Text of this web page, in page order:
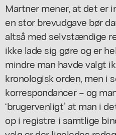
Martner mener, at det er
en stor brevudgave bør
altså med selvstændige
ikke lade sig gøre og er
mindre man havde valgt
kronologisk orden, men i
korrespondancer – og
‘brugervenligt’ at man i
op i registre i samtlige